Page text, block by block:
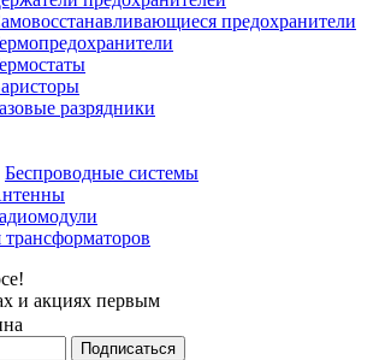
предохранители
разрядники
Беспроводные системы
трансформаторов
и акциях первым